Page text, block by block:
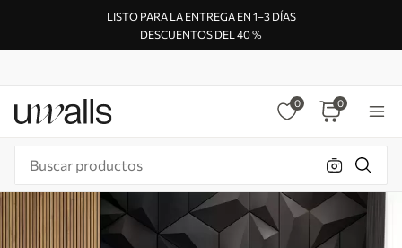
LISTO PARA LA ENTREGA EN 1–3 DÍAS
DESCUENTOS DEL 40 %
0 0